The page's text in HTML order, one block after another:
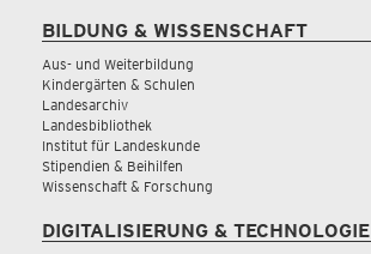
BILDUNG & WISSENSCHAFT
Aus- und Weiterbildung
Kindergärten & Schulen
Landesarchiv
Landesbibliothek
Institut für Landeskunde
Stipendien & Beihilfen
Wissenschaft & Forschung
DIGITALISIERUNG & TECHNOLOGIE